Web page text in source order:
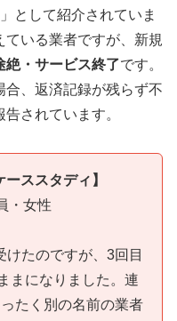
として紹介されていま
いる業者ですが、新規
絶・サービス終了です。
、返済記録が残らず不
されています。
ススタディ】
・女性
けたのですが、3回目
まになりました。連
たく別の名前の業者